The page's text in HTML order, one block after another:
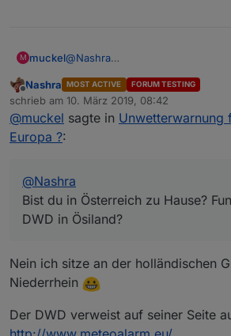
M muckel@Nashra
in Ösiland?
Offline
Nashra MOST ACTIVE FORUM TESTING
schrieb am 10. März 2019, 08:42
zuletzt editiert von
@muckel sagte in Unwetterwarnung
Europa ?:
@Nashra
Bist du in Österreich zu Hause?
DWD in Ösiland?
Nein ich sitze an der holländischen
Niederrhein
Der DWD verweist auf seiner Seite